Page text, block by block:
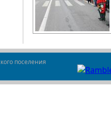
поселения